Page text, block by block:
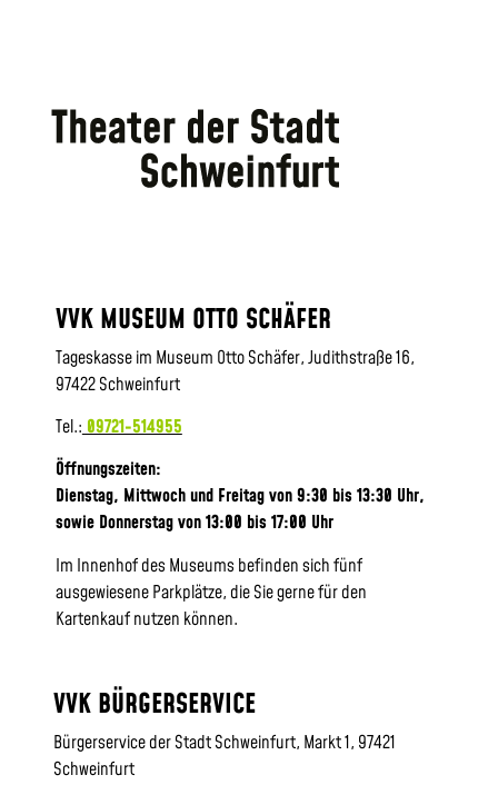
VVK MUSEUM OTTO SCHÄFER
Tageskasse im Museum Otto Schäfer, Judithstraße 16,
97422 Schweinfurt
Tel.: 09721-514955
Öffnungszeiten:
Dienstag, Mittwoch und Freitag von 9:30 bis 13:30 Uhr,
sowie Donnerstag von 13:00 bis 17:00 Uhr
Im Innenhof des Museums befinden sich fünf
ausgewiesene Parkplätze, die Sie gerne für den
Kartenkauf nutzen können.
VVK BÜRGERSERVICE
Bürgerservice der Stadt Schweinfurt, Markt 1, 97421
Schweinfurt